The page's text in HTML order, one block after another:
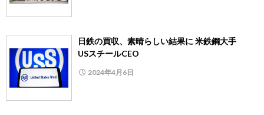
日鉄の買収、素晴らしい結果に 米鉄鋼大手
USスチールCEO
2024年4月6日